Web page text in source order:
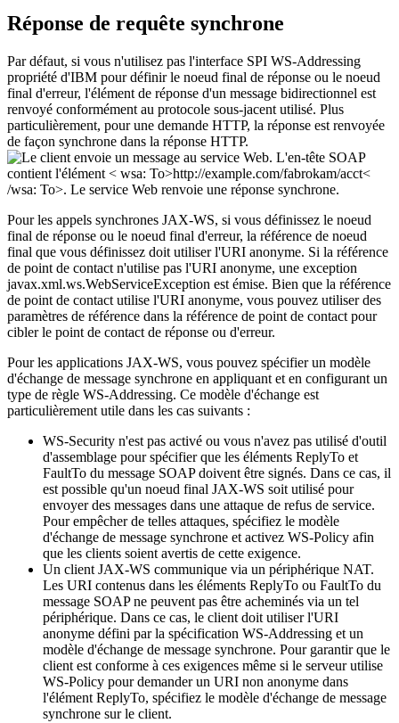
Réponse de requête synchrone
Par défaut, si vous n'utilisez pas l'interface SPI WS-Addressing
propriété d'IBM pour définir le noeud final de réponse ou le noeud
final d'erreur, l'élément de réponse d'un message bidirectionnel est
renvoyé conformément au protocole sous-jacent utilisé. Plus
particulièrement, pour une demande HTTP, la réponse est renvoyée
de façon synchrone dans la réponse HTTP.
Pour les appels synchrones JAX-WS, si vous définissez le noeud
final de réponse ou le noeud final d'erreur, la référence de noeud
final que vous définissez doit utiliser l'URI anonyme. Si la référence
de point de contact n'utilise pas l'URI anonyme, une exception
javax.xml.ws.WebServiceException est émise. Bien que la référence
de point de contact utilise l'URI anonyme, vous pouvez utiliser des
paramètres de référence dans la référence de point de contact pour
cibler le point de contact de réponse ou d'erreur.
Pour les applications JAX-WS, vous pouvez spécifier un modèle
d'échange de message synchrone en appliquant et en configurant un
type de règle WS-Addressing. Ce modèle d'échange est
particulièrement utile dans les cas suivants :
WS-Security n'est pas activé ou vous n'avez pas utilisé d'outil
d'assemblage pour spécifier que les éléments ReplyTo et
FaultTo du message SOAP doivent être signés. Dans ce cas, il
est possible qu'un noeud final JAX-WS soit utilisé pour
envoyer des messages dans une attaque de refus de service.
Pour empêcher de telles attaques, spécifiez le modèle
d'échange de message synchrone et activez WS-Policy afin
que les clients soient avertis de cette exigence.
Un client JAX-WS communique via un périphérique NAT.
Les URI contenus dans les éléments ReplyTo ou FaultTo du
message SOAP ne peuvent pas être acheminés via un tel
périphérique. Dans ce cas, le client doit utiliser l'URI
anonyme défini par la spécification WS-Addressing et un
modèle d'échange de message synchrone. Pour garantir que le
client est conforme à ces exigences même si le serveur utilise
WS-Policy pour demander un URI non anonyme dans
l'élément ReplyTo, spécifiez le modèle d'échange de message
synchrone sur le client.